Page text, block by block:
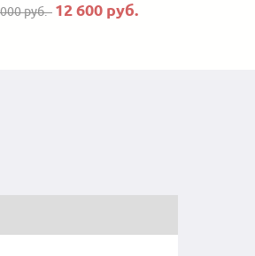
руб. 12 600 руб.